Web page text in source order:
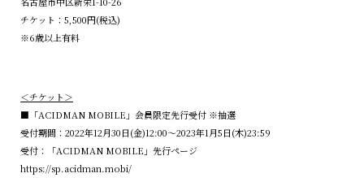
チケット：5,500円(税込)
※6歳以上有料
＜チケット＞
■「ACIDMAN MOBILE」会員限定先行受付 ※抽選
受付期間：2022年12月30日(金)12:00～2023年1月5日(木)23:59
受付：「ACIDMAN MOBILE」先行ページ
https://sp.acidman.mobi/